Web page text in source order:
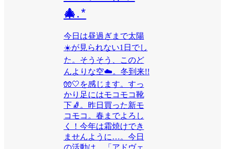
🎄.*
今日は昼過ぎまで太陽
☀️が見られない1日でし
た。そうそう、このど
んよりな空☁️。冬到来!!
🧤🤍を感じます。すっ
かり足にはモコモコ靴
下🧦。昨日買った新モ
コモコ。春までよろし
く！今年は霜焼けでき
ませんように…。今日